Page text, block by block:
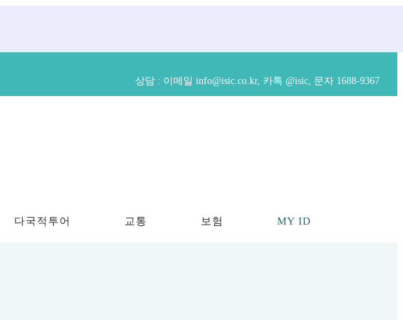
상담 : 이메일 info@isic.co.kr, 카톡 @isic, 문자 1688-9367
다국적투어 교통 보험 MY ID